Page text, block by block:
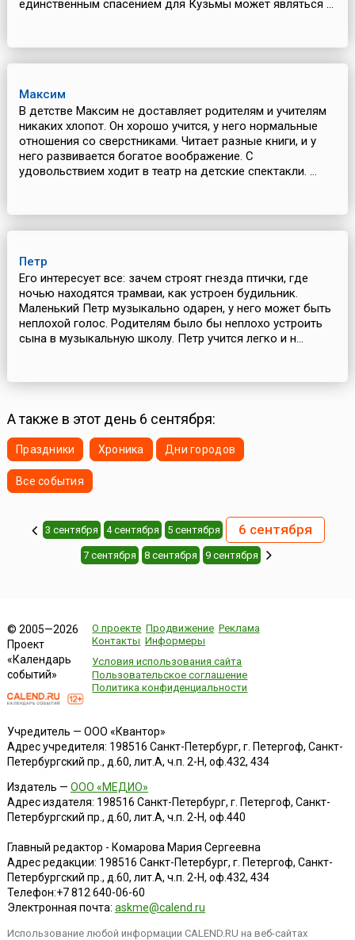
единственным спасением для Кузьмы может являться ...
Максим
В детстве Максим не доставляет родителям и учителям
никаких хлопот. Он хорошо учится, у него нормальные
отношения со сверстниками. Читает разные книги, и у
него развивается богатое воображение. С
удовольствием ходит в театр на детские спектакли. ...
Петр
Его интересует все: зачем строят гнезда птички, где
ночью находятся трамваи, как устроен будильник.
Маленький Петр музыкально одарен, у него может быть
неплохой голос. Родителям было бы неплохо устроить
сына в музыкальную школу. Петр учится легко и н...
А также в этот день 6 сентября:
Праздники Хроника Дни городов
Все события
3 сентября 4 сентября 5 сентября 6 сентября
7 сентября 8 сентября 9 сентября
© 2005—2026
Проект
«Календарь
событий»
О проекте Продвижение Реклама
Контакты Информеры
Условия использования сайта
Пользовательское соглашение
Политика конфиденциальности
Учредитель — ООО «Квантор»
Адрес учредителя: 198516 Санкт-Петербург, г. Петергоф, Санкт-
Петербургский пр., д.60, лит.А, ч.п. 2-Н, оф.432, 434
Издатель — ООО «МЕДИО»
Адрес издателя: 198516 Санкт-Петербург, г. Петергоф, Санкт-
Петербургский пр., д.60, лит.А, ч.п. 2-Н, оф.440
Главный редактор - Комарова Мария Сергеевна
Адрес редакции: 198516 Санкт-Петербург, г. Петергоф, Санкт-
Петербургский пр., д.60, лит.А, ч.п. 2-Н, оф.432, 434
Телефон:+7 812 640-06-60
Электронная почта: askme@calend.ru
Использование любой информации CALEND.RU на веб-сайтах